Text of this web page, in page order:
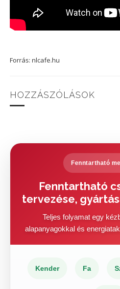
Forrás: nlcafe.hu
HOZZÁSZÓLÁSOK
Fenntartható
Fenntartható
tervezése,
Teljes folyamat egy
alapanyagokkal és
Kender Fa